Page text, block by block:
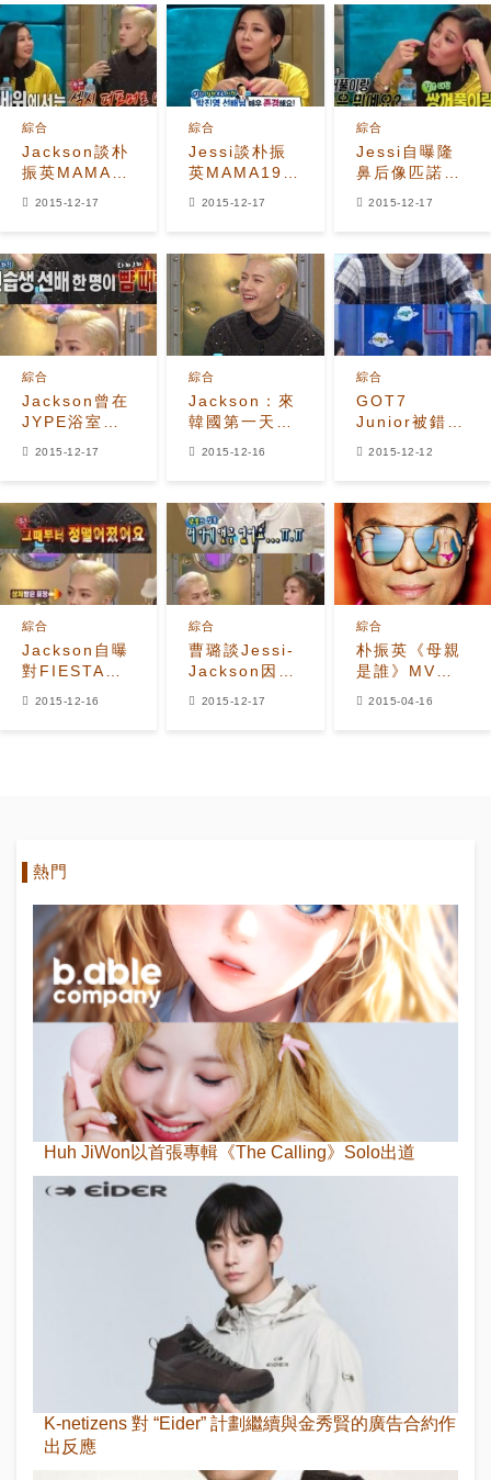
Jackson談朴
振英MAMA舞
綜合
2015-12-17
Jessi談朴振
英MAMA19禁
綜合
2015-12-17
Jessi自曝隆
鼻后像匹諾曹
綜合
2015-12-17
Jackson曾在
JYPE浴室被
綜合
2015-12-17
Jackson：來
韓國第一天便
綜合
2015-12-16
GOT7
Junior被錯認
綜合
2015-12-12
Jackson自曝
對FIESTAR
綜合
2015-12-16
曹璐談Jessi-
Jackson因網
綜合
2015-12-17
朴振英《母親
是誰》MV點
綜合
2015-04-16
熱門
Huh JiWon以首張專輯《The Calling》Solo出道
K-netizens 對 “Eider” 計劃繼續與金秀賢的廣告合約作
出反應